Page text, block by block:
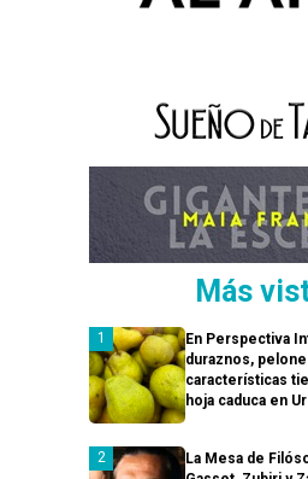
Más
En Perspectiva
duraznos,
características
hoja caduca en
La Mesa de